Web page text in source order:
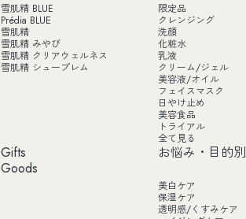
雪肌精 BLUE
Prédia BLUE
雪肌精
雪肌精 みやび
雪肌精 クリアウェルネス
雪肌精 シュープレム
限定品
クレンジング
洗顔
化粧水
乳液
クリーム/ジェル
美容液/オイル
フェイスマスク
日やけ止め
美容食品
トライアル
全て見る
Gifts
Goods
お悩み・目的別
美白ケア
保湿ケア
透明感/くすみケア